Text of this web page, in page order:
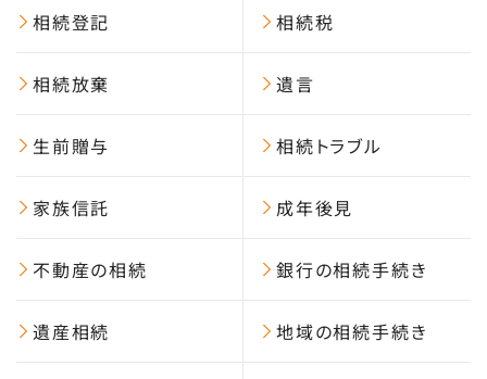
相続登記 相続税
相続放棄 遺言
生前贈与 相続トラブル
家族信託 成年後見
不動産の相続 銀行の相続手続き
遺産相続 地域の相続手続き